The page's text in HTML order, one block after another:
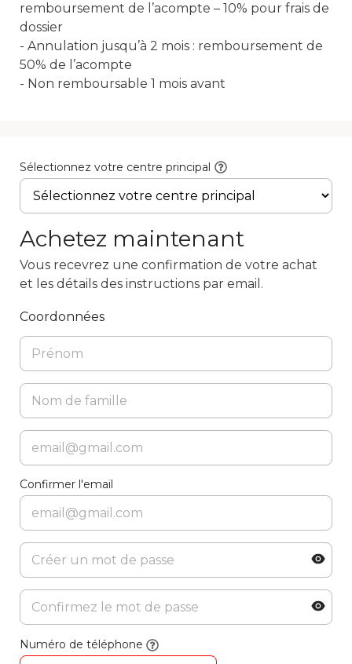
remboursement de l’acompte – 10% pour frais de
dossier
- Annulation jusqu’à 2 mois : remboursement de
50% de l’acompte
Sélectionnez votre centre principal
Achetez maintenant
Vous recevrez une confirmation de votre achat
et les détails des instructions par email.
Coordonnées
Confirmer l'email
Numéro de téléphone